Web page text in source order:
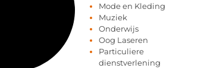
Mode en Kleding
Muziek
Onderwijs
Oog Laseren
Particuliere
dienstverlening